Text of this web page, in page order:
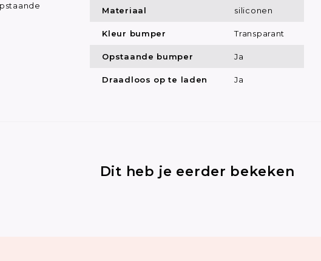
Materiaal siliconen
Kleur bumper Transparant
Opstaande bumper Ja
Draadloos op te laden Ja
Dit heb je eerder bekeken